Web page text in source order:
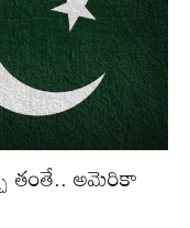
తంతే.. అమెరికా